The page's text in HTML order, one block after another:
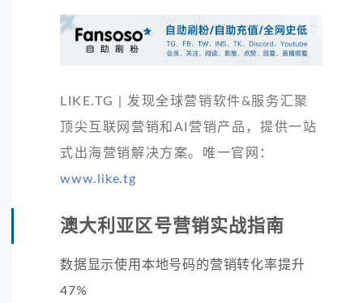
LIKE.TG | 发现全球营销软件&服务汇聚
顶尖互联网营销和AI营销产品，提供一站
式出海营销解决方案。唯一官网：
www.like.tg
澳大利亚区号营销实战指南
数据显示使用本地号码的营销转化率提升
47%